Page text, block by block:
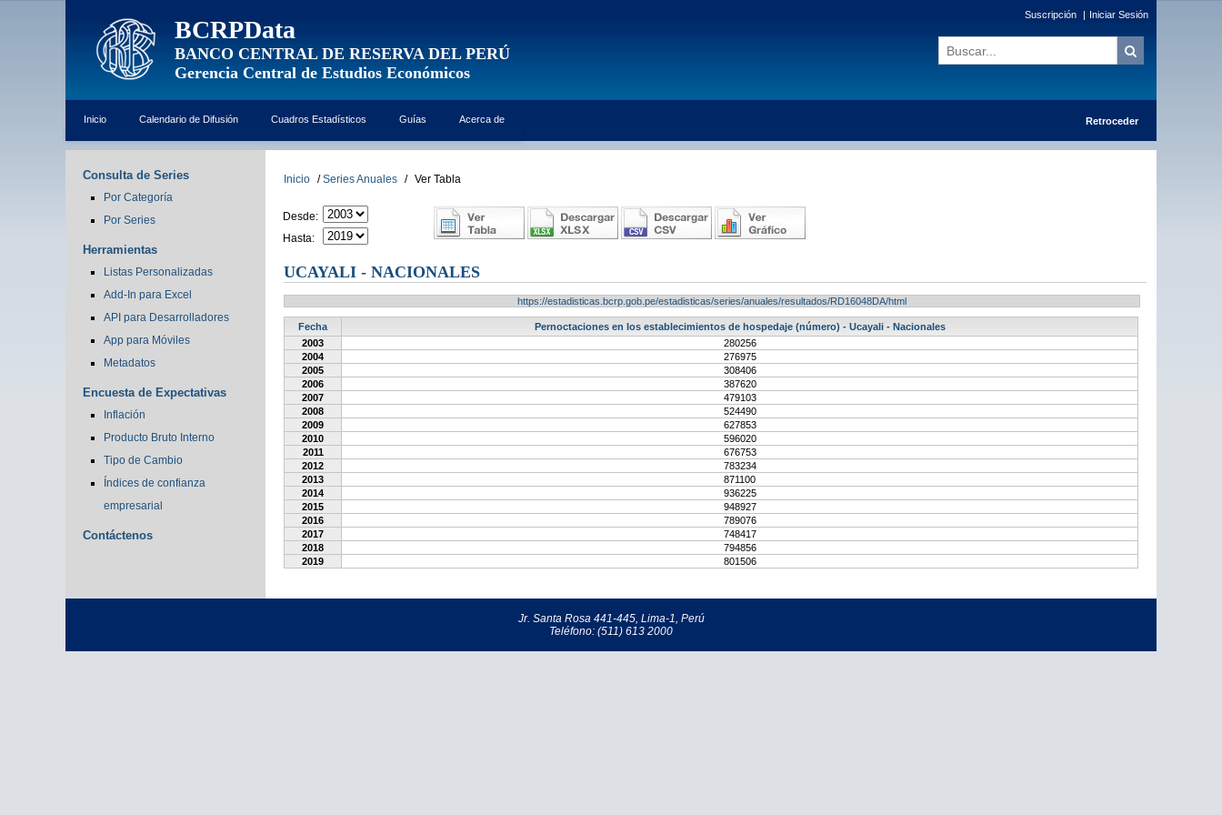
BCRPData
BANCO CENTRAL DE RESERVA DEL PERÚ
Gerencia Central de Estudios Económicos
Suscripción | Iniciar Sesión
Inicio Calendario de Difusión Cuadros Estadísticos Guías Acerca de Retroceder
Consulta de Series
Por Categoría
Por Series
Herramientas
Listas Personalizadas
Add-In para Excel
API para Desarrolladores
App para Móviles
Metadatos
Encuesta de Expectativas
Inflación
Producto Bruto Interno
Tipo de Cambio
Índices de confianza
empresarial
Contáctenos
Inicio / Series Anuales / Ver Tabla
Desde:
Hasta:
UCAYALI - NACIONALES
https://estadisticas.bcrp.gob.pe/estadisticas/series/anuales/resultados/RD16048DA/html
Fecha
Pernoctaciones en los establecimientos de hospedaje (número) - Ucayali - Nacionales
2003
280256
2004
276975
2005
308406
2006
387620
2007
479103
2008
524490
2009
627853
2010
596020
2011
676753
2012
783234
2013
871100
2014
936225
2015
948927
2016
789076
2017
748417
2018
794856
2019
801506
Jr. Santa Rosa 441-445, Lima-1, Perú
Teléfono: (511) 613 2000